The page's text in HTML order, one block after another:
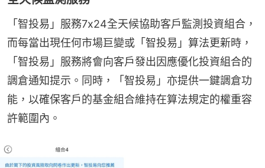
「智投易」服務7x24全天候協助客戶監測投資組合，
而每當出現任何市場巨變或「智投易」算法更新時，
「智投易」服務將會向客戶發出因應優化投資組合的
調倉通知提示。同時，「智投易」亦提供一鍵調倉功
能，以確保客戶的基金組合維持在算法規定的權重容
許範圍內。